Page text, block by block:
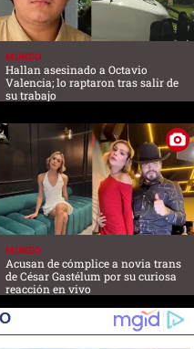
MUNDO
Hallan asesinado a Octavio
Valencia; lo raptaron tras salir de
su trabajo
MUNDO
Acusan de cómplice a novia trans
de César Gastélum por su curiosa
reacción en vivo